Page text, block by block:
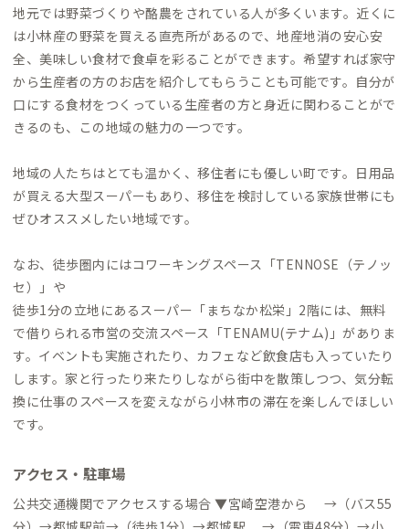
地元では野菜づくりや酪農をされている人が多くいます。近くに
は小林産の野菜を買える直売所があるので、地産地消の安心安
全、美味しい食材で食卓を彩ることができます。希望すれば家守
から生産者の方のお店を紹介してもらうことも可能です。自分が
口にする食材をつくっている生産者の方と身近に関わることがで
きるのも、この地域の魅力の一つです。
地域の人たちはとても温かく、移住者にも優しい町です。日用品
が買える大型スーパーもあり、移住を検討している家族世帯にも
ぜひオススメしたい地域です。
なお、徒歩圏内にはコワーキングスペース「TENNOSE（テノッ
セ）」や
徒歩1分の立地にあるスーパー「まちなか松栄」2階には、無料
で借りられる市営の交流スペース「TENAMU(テナム)」がありま
す。イベントも実施されたり、カフェなど飲食店も入っていたり
します。家と行ったり来たりしながら街中を散策しつつ、気分転
換に仕事のスペースを変えながら小林市の滞在を楽しんでほしい
です。
アクセス・駐車場
公共交通機関でアクセスする場合 ▼宮崎空港から →（バス55